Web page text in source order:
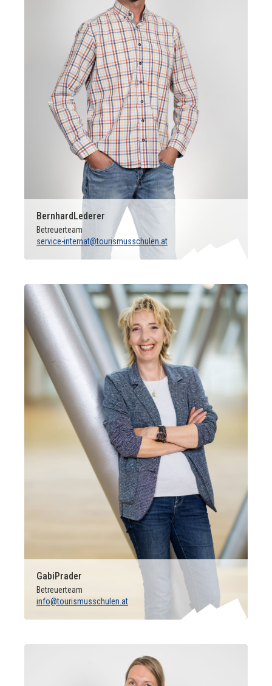
BernhardLederer
Betreuerteam
service-internat@tourismusschulen.at
GabiPrader
Betreuerteam
info@tourismusschulen.at